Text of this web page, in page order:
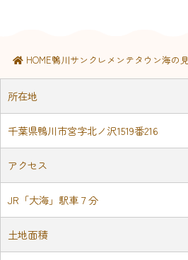
HOME鴨川サンクレメンテタウン海の
所在地
千葉県鴨川市宮字北ノ沢1519番216
アクセス
JR「大海」駅車７分
土地面積